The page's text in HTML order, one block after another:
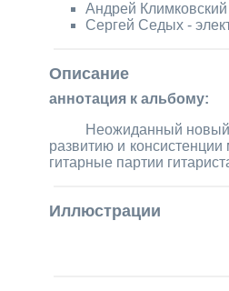
Андрей
Сергей Седых -
Описание
аннотация к альбому:
Неожиданный новый
развитию и
гитарные партии
Иллюстрации